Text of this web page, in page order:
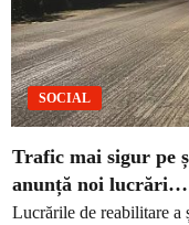
SOCIAL
Trafic mai sigur pe
anunță noi lucrări…
Lucrările de reabilitare a